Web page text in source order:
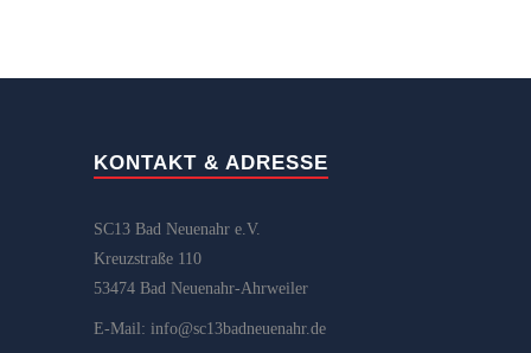
KONTAKT & ADRESSE
SC13 Bad Neuenahr e.V.
Kreuzstraße 110
53474 Bad Neuenahr-Ahrweiler
E-Mail: info@sc13badneuenahr.de